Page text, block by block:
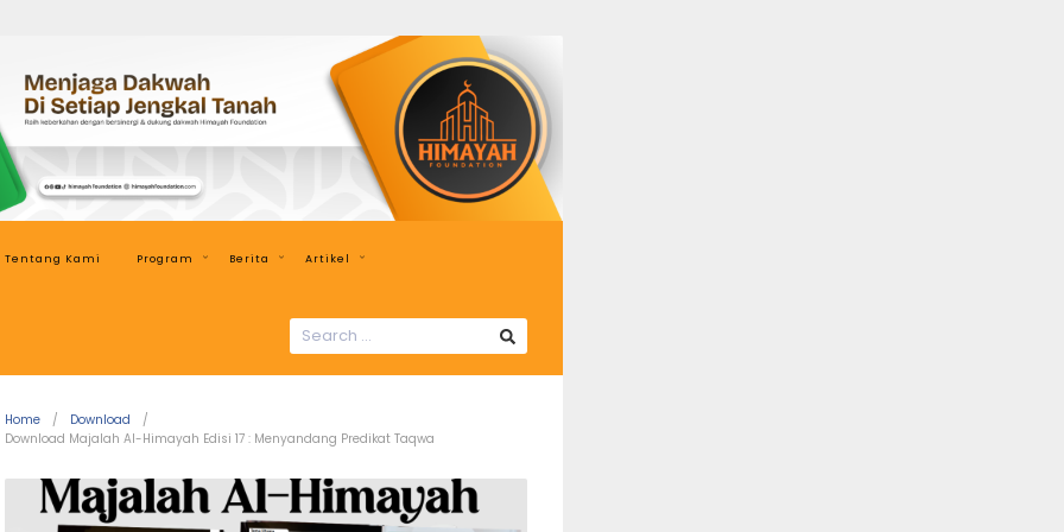
Himayah
Foundation
Menjaga
Dakwah
di
Setiap
Jengkal
Tentang Kami Program Berita Artikel
FOR:
Home
Download
Download Majalah Al-Himayah Edisi 17 : Menyandang Predikat Taqwa